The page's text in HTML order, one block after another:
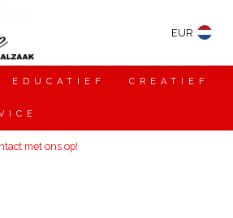
EUR
EDUCATIEF CREATIEF
met ons op!